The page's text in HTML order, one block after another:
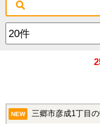
NEW 三郷市彦成1丁目